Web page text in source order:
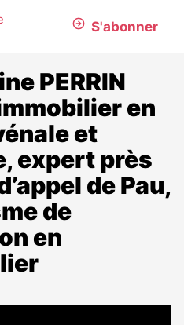
S'abonner
PERRIN
en
et
expert près
de Pau,
de
en